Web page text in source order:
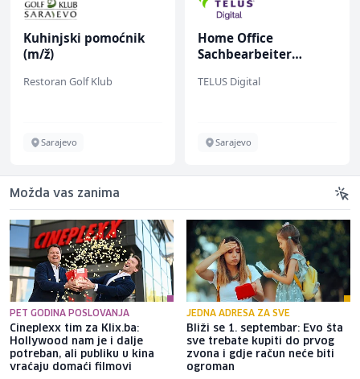
Kuhinjski pomoćnik
(m/ž)
Restoran Golf Klub
Sarajevo
Home Office
Sachbearbeiter
bekannten deutschen
TELUS Digital
Sarajevo
Možda vas zanima
PET GODINA POSLOVANJA
Cineplexx tim za Klix.ba:
Hollywood nam je i dalje
potreban, ali publiku u kina
vraćaju domaći filmovi
JEDNA ADRESA ZA SVE
Bliži se 1. septembar: Evo šta
sve trebate kupiti do prvog
zvona i gdje račun neće biti
ogroman